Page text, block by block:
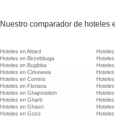
Nuestro comparador de hoteles
Hoteles en Attard
Hoteles en Birzebbuga
Hoteles en Bugibba
Hoteles en Cirkewwa
Hoteles en Comino
Hoteles en Floriana
Hoteles en Ghajnsielem
Hoteles en Gharb
Hoteles en Ghasri
Hoteles en Gozo